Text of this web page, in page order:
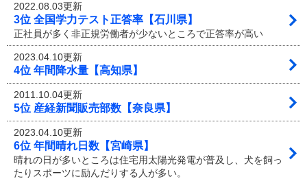
2022.08.03更新
3位 全国学力テスト正答率【石川県】
正社員が多く非正規労働者が少ないところで正答率が高い
2023.04.10更新
4位 年間降水量【高知県】
2011.10.04更新
5位 産経新聞販売部数【奈良県】
2023.04.10更新
6位 年間晴れ日数【宮崎県】
晴れの日が多いところは住宅用太陽光発電が普及し、犬を飼っ
たりスポーツに励んだりする人が多い。